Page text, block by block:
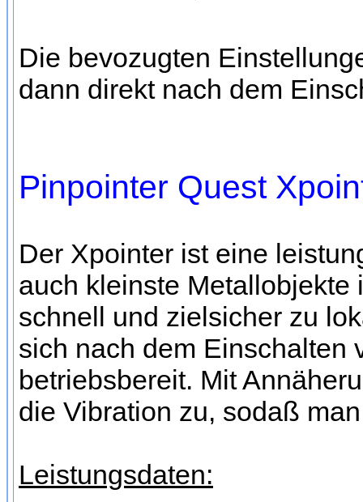
Die bevozugten
dann direkt nach dem
Pinpointer Quest
Der Xpointer ist eine
auch kleinste Metallobjekte
schnell und zielsicher zu
sich nach dem Einschalten
betriebsbereit. Mit
die Vibration zu, sodaß
Leistungsdaten: